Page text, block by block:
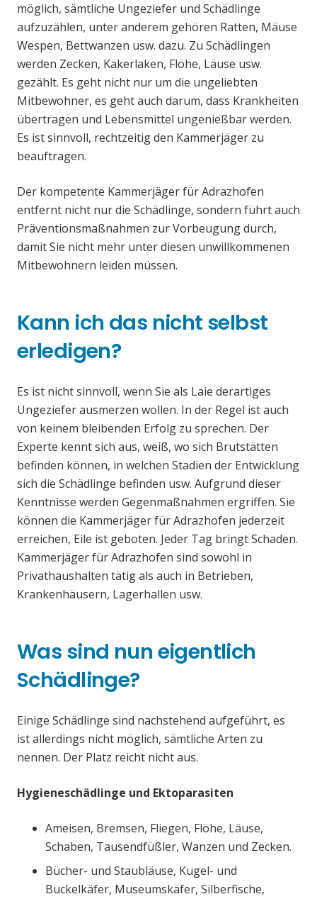
möglich, sämtliche Ungeziefer und Schädlinge
aufzuzählen, unter anderem gehören Ratten, Mäuse
Wespen, Bettwanzen usw. dazu. Zu Schädlingen
werden Zecken, Kakerlaken, Flöhe, Läuse usw.
gezählt. Es geht nicht nur um die ungeliebten
Mitbewohner, es geht auch darum, dass Krankheiten
übertragen und Lebensmittel ungenießbar werden.
Es ist sinnvoll, rechtzeitig den Kammerjäger zu
beauftragen.
Der kompetente Kammerjäger für Adrazhofen
entfernt nicht nur die Schädlinge, sondern führt auch
Präventionsmaßnahmen zur Vorbeugung durch,
damit Sie nicht mehr unter diesen unwillkommenen
Mitbewohnern leiden müssen.
Kann ich das nicht selbst
erledigen?
Es ist nicht sinnvoll, wenn Sie als Laie derartiges
Ungeziefer ausmerzen wollen. In der Regel ist auch
von keinem bleibenden Erfolg zu sprechen. Der
Experte kennt sich aus, weiß, wo sich Brutstätten
befinden können, in welchen Stadien der Entwicklung
sich die Schädlinge befinden usw. Aufgrund dieser
Kenntnisse werden Gegenmaßnahmen ergriffen. Sie
können die Kammerjäger für Adrazhofen jederzeit
erreichen, Eile ist geboten. Jeder Tag bringt Schaden.
Kammerjäger für Adrazhofen sind sowohl in
Privathaushalten tätig als auch in Betrieben,
Krankenhäusern, Lagerhallen usw.
Was sind nun eigentlich
Schädlinge?
Einige Schädlinge sind nachstehend aufgeführt, es
ist allerdings nicht möglich, sämtliche Arten zu
nennen. Der Platz reicht nicht aus.
Hygieneschädlinge und Ektoparasiten
Ameisen, Bremsen, Fliegen, Flöhe, Läuse,
Schaben, Tausendfüßler, Wanzen und Zecken.
Bücher- und Staubläuse, Kugel- und
Buckelkäfer, Museumskäfer, Silberfische,